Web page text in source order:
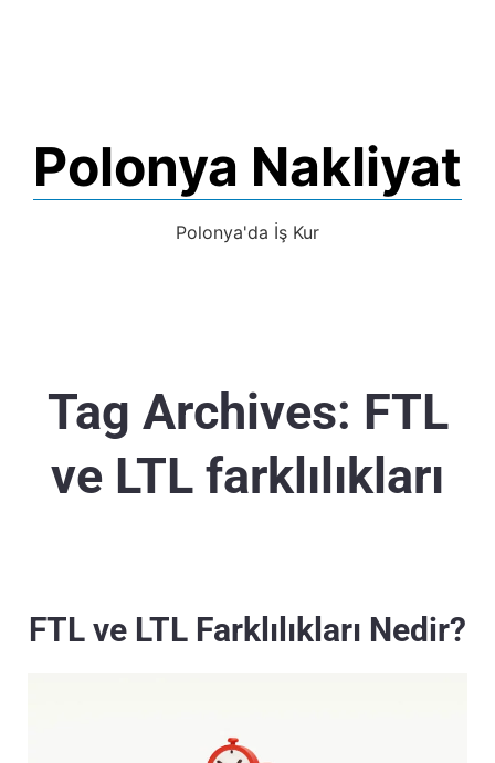
Polonya Nakliyat
Polonya'da İş Kur
Tag Archives: FTL
ve LTL farklılıkları
FTL ve LTL Farklılıkları Nedir?